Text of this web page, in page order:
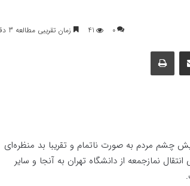
0
41 زمان تقریبی مطالعه 3 دقیقه
اشتراک گذاری با ایمیل چاپ
بیش از30 سال است که در پیش چشم مردم به صورت ناتمام و تقریبا بد منظره‌ای
نمازجمعه از دانشگاه تهران به آنجا و سایر